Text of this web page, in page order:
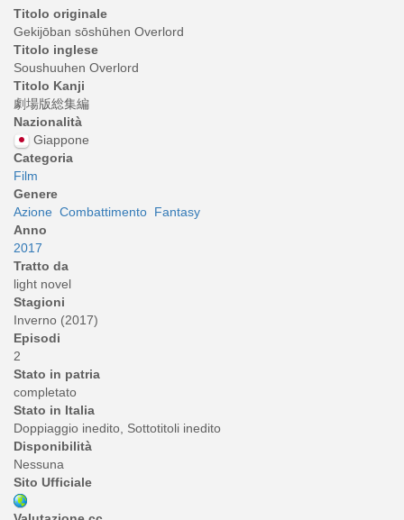
Titolo originale
Gekijōban sōshūhen Overlord
Titolo inglese
Soushuuhen Overlord
Titolo Kanji
劇場版総集編
Nazionalità
Giappone
Categoria
Film
Genere
Azione Combattimento Fantasy
Anno
2017
Tratto da
light novel
Stagioni
Inverno (2017)
Episodi
2
Stato in patria
completato
Stato in Italia
Doppiaggio inedito, Sottotitoli inedito
Disponibilità
Nessuna
Sito Ufficiale